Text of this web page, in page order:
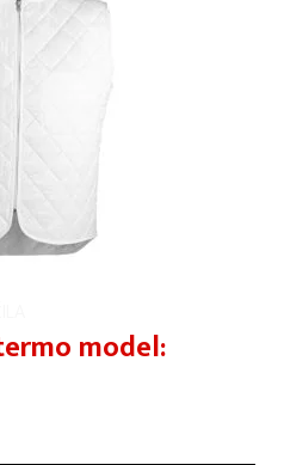
model: